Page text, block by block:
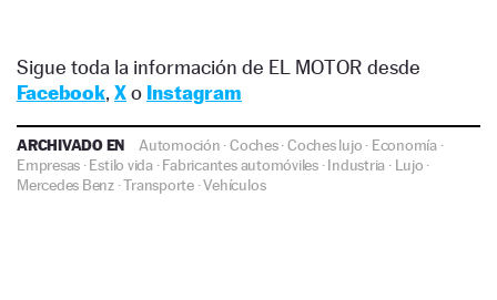
Sigue toda la información de EL MOTOR desde
Facebook, Xo Instagram
ARCHIVADO EN Automoción ·Coches·Coches lujo · Economía·
Empresas ·Estilo vida·Fabricantes automóviles ·Industria · Lujo ·
Mercedes Benz ·Transporte ·Vehículos